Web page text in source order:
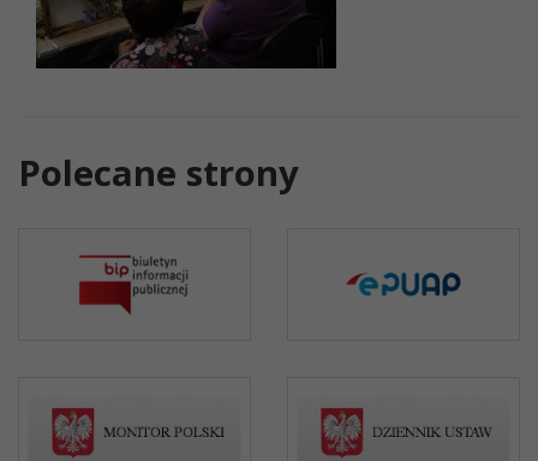
Polecane strony